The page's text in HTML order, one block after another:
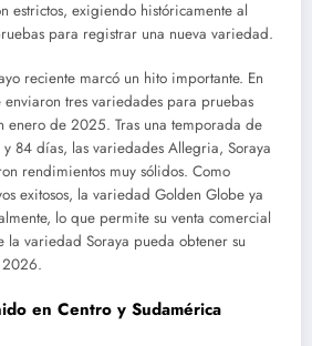
estrictos, exigiendo históricamente al
para registrar una nueva variedad.
reciente marcó un hito importante. En
tres variedades para pruebas
enero de 2025. Tras una temporada de
84 días, las variedades Allegria, Soraya
rendimientos muy sólidos. Como
exitosos, la variedad Golden Globe ya
lo que permite su venta comercial
la variedad Soraya pueda obtener su
en Centro y Sudamérica